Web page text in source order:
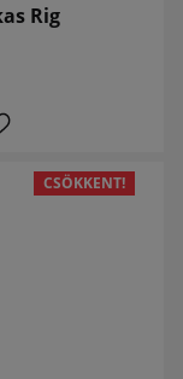
Rig
CSÖKKENT!